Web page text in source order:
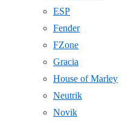
ESP
Fender
FZone
Gracia
House of Marley
Neutrik
Novik